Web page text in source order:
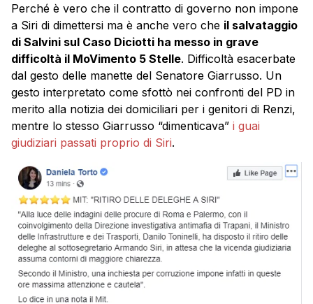
Perché è vero che il contratto di governo non impone
a Siri di dimettersi ma è anche vero che il salvataggio
di Salvini sul Caso Diciotti ha messo in grave
difficoltà il MoVimento 5 Stelle. Difficoltà esacerbate
dal gesto delle manette del Senatore Giarrusso. Un
gesto interpretato come sfottò nei confronti del PD in
merito alla notizia dei domiciliari per i genitori di Renzi,
mentre lo stesso Giarrusso “dimenticava” i guai
giudiziari passati proprio di Siri.